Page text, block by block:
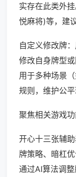
实存在此类外
悦麻将)等，建
自定义修改牌
修改自身牌型
用于多种场景
规则，维护公平
聚焦相关游戏功
开心十三张辅
牌策略、暗杠
通过AI算法调整